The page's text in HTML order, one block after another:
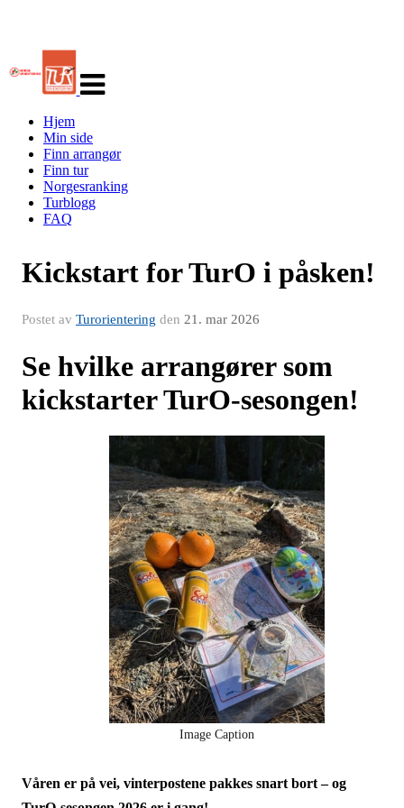
navigasjon
Hjem
Min side
Finn arrangør
Finn tur
Norgesranking
Turblogg
FAQ
Kickstart for TurO i påsken!
Postet av Turorientering den 21. mar 2026
Se hvilke arrangører som
kickstarter TurO‑sesongen!
Image Caption
Våren er på vei, vinterpostene pakkes snart bort – og